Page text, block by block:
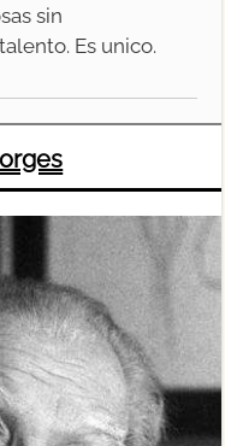
sin
Es unico.